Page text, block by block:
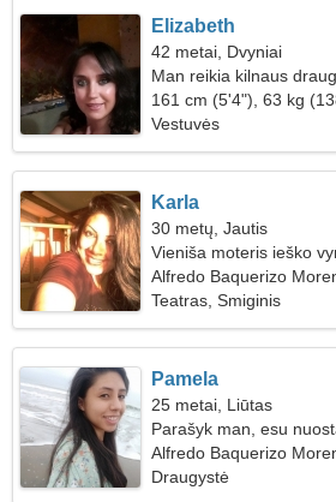
Elizabeth
42 metai, Dvyniai
Man reikia kilnaus
161 cm (5'4"), 63 kg
Vestuvės
Karla
30 metų, Jautis
Vieniša moteris ieško
Alfredo Baquerizo
Teatras, Smiginis
Pamela
25 metai, Liūtas
Parašyk man, esu
Alfredo Baquerizo
Draugystė